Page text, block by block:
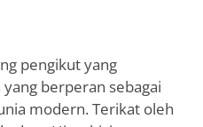
pengikut yang
berperan sebagai
modern. Terikat oleh